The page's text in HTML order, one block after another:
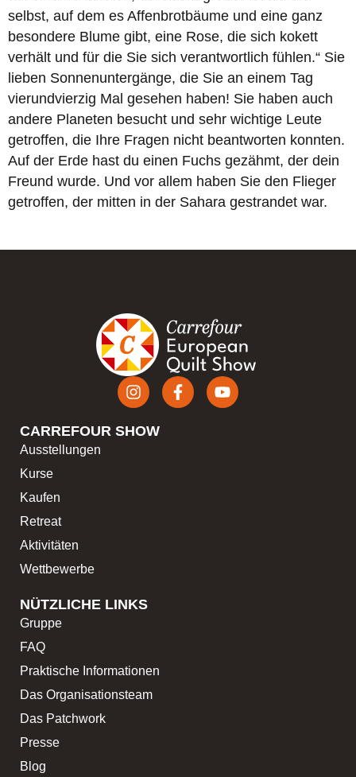
selbst, auf dem es Affenbrotbäume und eine ganz
besondere Blume gibt, eine Rose, die sich kokett
verhält und für die Sie sich verantwortlich fühlen.“ Sie
lieben Sonnenuntergänge, die Sie an einem Tag
vierundvierzig Mal gesehen haben! Sie haben auch
andere Planeten besucht und sehr wichtige Leute
getroffen, die Ihre Fragen nicht beantworten konnten.
Auf der Erde hast du einen Fuchs gezähmt, der dein
Freund wurde. Und vor allem haben Sie den Flieger
getroffen, der mitten in der Sahara gestrandet war.
CARREFOUR SHOW
Ausstellungen
Kurse
Kaufen
Retreat
Aktivitäten
Wettbewerbe
NÜTZLICHE LINKS
Gruppe
FAQ
Praktische Informationen
Das Organisationsteam
Das Patchwork
Presse
Blog